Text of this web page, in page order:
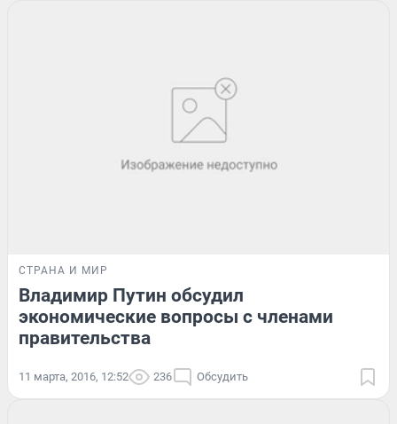
СТРАНА И МИР
Владимир Путин обсудил
экономические вопросы с членами
правительства
11 марта, 2016, 12:52 236 Обсудить